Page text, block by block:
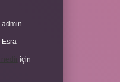
admin
Esra
için